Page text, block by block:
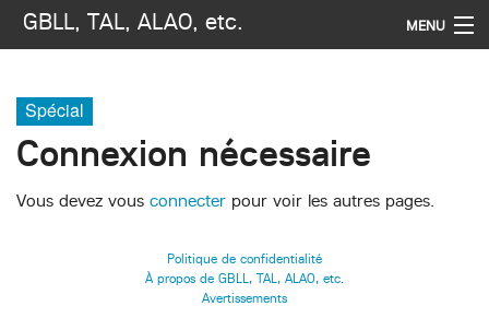
GBLL, TAL, ALAO, etc. MENU
Rechercher
Spécial
Connexion nécessaire
Vous devez vous connecter pour voir les autres pages.
Politique de confidentialité
À propos de GBLL, TAL, ALAO, etc.
Avertissements